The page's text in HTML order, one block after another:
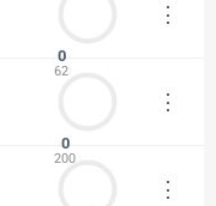
0
62
⋮
0
200
⋮
⋮